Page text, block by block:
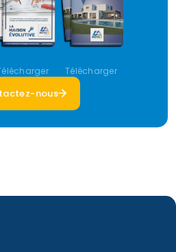
Télécharger
nous